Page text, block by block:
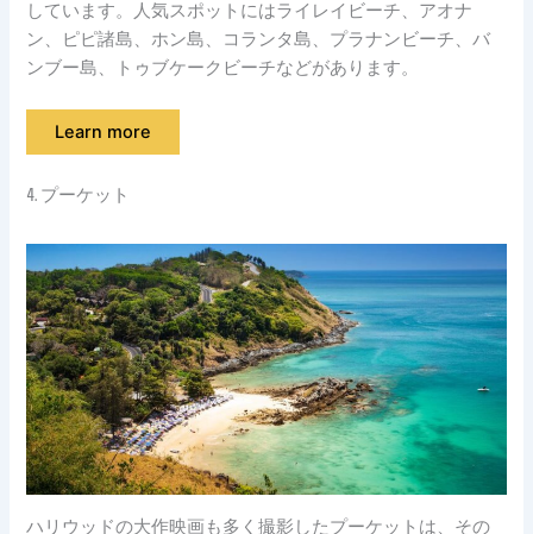
しています。人気スポットにはライレイビーチ、アオナ
ン、ピピ諸島、ホン島、コランタ島、プラナンビーチ、バ
ンブー島、トゥブケークビーチなどがあります。
Learn more
4. プーケット
ハリウッドの大作映画も多く撮影したプーケットは、その